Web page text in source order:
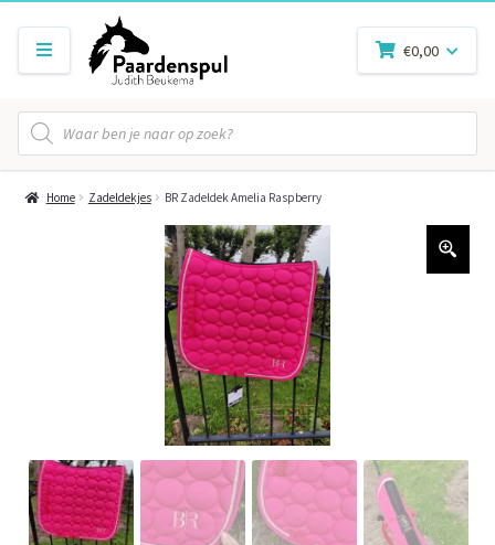
Producten
zoeken
€0,00
Home Zadeldekjes BR Zadeldek Amelia Raspberry